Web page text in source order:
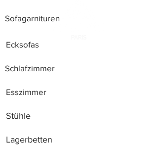
Sofagarnituren
Ecksofas
Schlafzimmer
Esszimmer
Stühle
Lagerbetten